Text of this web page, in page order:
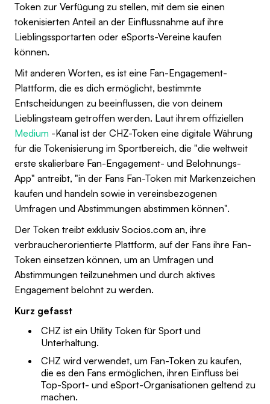
Token zur Verfügung zu stellen, mit dem sie einen
tokenisierten Anteil an der Einflussnahme auf ihre
Lieblingssportarten oder eSports-Vereine kaufen
können.
Mit anderen Worten, es ist eine Fan-Engagement-
Plattform, die es dich ermöglicht, bestimmte
Entscheidungen zu beeinflussen, die von deinem
Lieblingsteam getroffen werden. Laut ihrem offiziellen
Medium -Kanal ist der CHZ-Token eine digitale Währung
für die Tokenisierung im Sportbereich, die "die weltweit
erste skalierbare Fan-Engagement- und Belohnungs-
App" antreibt, "in der Fans Fan-Token mit Markenzeichen
kaufen und handeln sowie in vereinsbezogenen
Umfragen und Abstimmungen abstimmen können".
Der Token treibt exklusiv Socios.com an, ihre
verbraucherorientierte Plattform, auf der Fans ihre Fan-
Token einsetzen können, um an Umfragen und
Abstimmungen teilzunehmen und durch aktives
Engagement belohnt zu werden.
Kurz gefasst
CHZ ist ein Utility Token für Sport und
Unterhaltung.
CHZ wird verwendet, um Fan-Token zu kaufen,
die es den Fans ermöglichen, ihren Einfluss bei
Top-Sport- und eSport-Organisationen geltend zu
machen.